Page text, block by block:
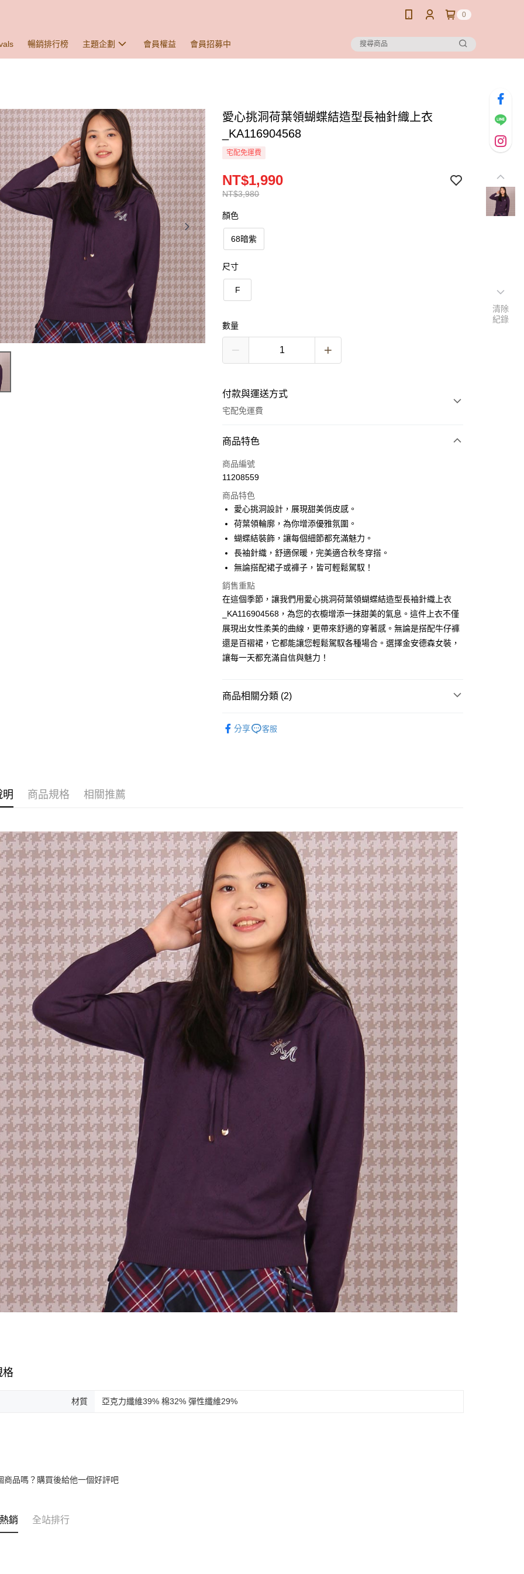
0
暢銷排行榜 主題企劃 會員權益 會員招募中
愛心挑洞荷葉領蝴蝶結造型長袖針織上衣
_KA116904568
宅配免運費
NT$3,980
NT$1,990
顏色
68暗紫
尺寸
F
數量
付款與運送方式
宅配免運費
付款方式
信用卡一次付款
Apple Pay
街口支付
悠遊付
ATM付款
付款後全家取貨
每筆NT$60，滿NT$1,000(含以上)免運費
商品特色
商品編號
11208559
商品特色
愛心挑洞設計，展現甜美俏皮感。
荷葉領輪廓，為你增添優雅氛圍。
蝴蝶結裝飾，讓每個細節都充滿魅力。
長袖針織，舒適保暖，完美適合秋冬穿搭。
無論搭配裙子或褲子，皆可輕鬆駕馭！
銷售重點
在這個季節，讓我們用愛心挑洞荷葉領蝴蝶結造型長袖針織上衣
_KA116904568，為您的衣櫥增添一抹甜美的氣息。這件上衣不僅
展現出女性柔美的曲線，更帶來舒適的穿著感。無論是搭配牛仔褲
還是百褶裙，它都能讓您輕鬆駕馭各種場合。選擇金安德森女裝，
讓每一天都充滿自信與魅力！
商品相關分類 (2)
分享 客服
明 商品規格 相關推薦
格
材質 亞克力纖維39% 棉32% 彈性纖維29%
商品嗎？購買後給他一個好評吧
銷 全站排行
清除
紀錄